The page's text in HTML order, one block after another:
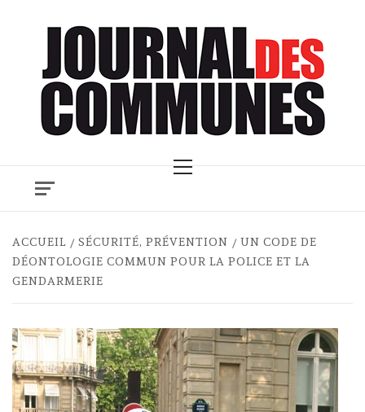
Menu
ACCUEIL SÉCURITÉ, PRÉVENTION
UN CODE DE
DÉONTOLOGIE COMMUN POUR LA POLICE ET LA
GENDARMERIE